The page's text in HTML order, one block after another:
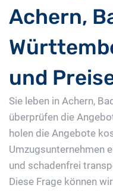
Achern,
und
Sie leben in Achern,
überprüfen die
holen die Angebote
Umzugsunternehmen
und schadenfrei
Diese Frage können